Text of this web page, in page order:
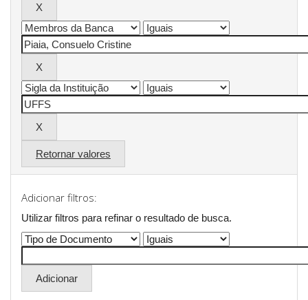
Retornar valores
Adicionar filtros:
Utilizar filtros para refinar o resultado de busca.